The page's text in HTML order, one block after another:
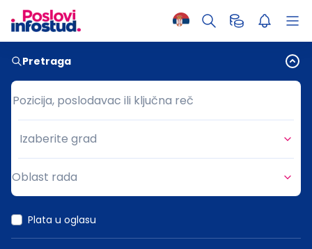
Pretraga
Pozicija, poslodavac ili ključna reč
Pozicija, poslodavac ili ključna reč
Grad
Izaberite grad
Oblast rada
Plata u oglasu